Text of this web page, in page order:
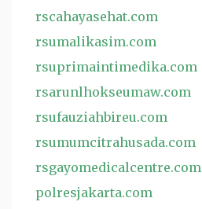
rscahayasehat.com
rsumalikasim.com
rsuprimaintimedika.com
rsarunlhokseumaw.com
rsufauziahbireu.com
rsumumcitrahusada.com
rsgayomedicalcentre.com
polresjakarta.com